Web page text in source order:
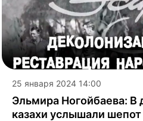
25 января 2024 14:00
Эльмира Ногойбаева: В
казахи услышали